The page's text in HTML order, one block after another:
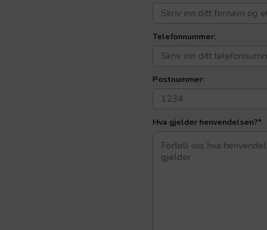
Telefonnummer:
Postnummer:
Hva gjelder henvendelsen?*